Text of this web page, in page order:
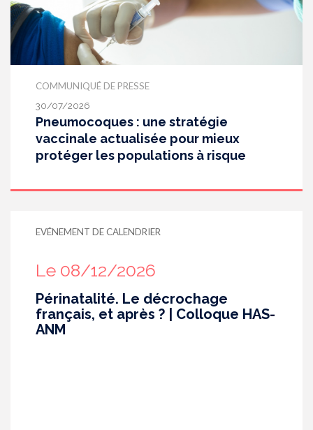
COMMUNIQUÉ DE PRESSE
30/07/2026
Pneumocoques : une stratégie
vaccinale actualisée pour mieux
protéger les populations à risque
EVÉNEMENT DE CALENDRIER
Le 08/12/2026
Périnatalité. Le décrochage
français, et après ? | Colloque HAS-
ANM